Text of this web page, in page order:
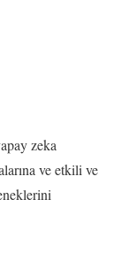
zeka
ve etkili ve